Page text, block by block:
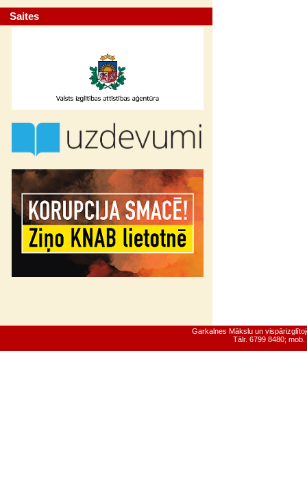
Saites
Garkalnes Mākslu un
Tālr. 6799 8480;